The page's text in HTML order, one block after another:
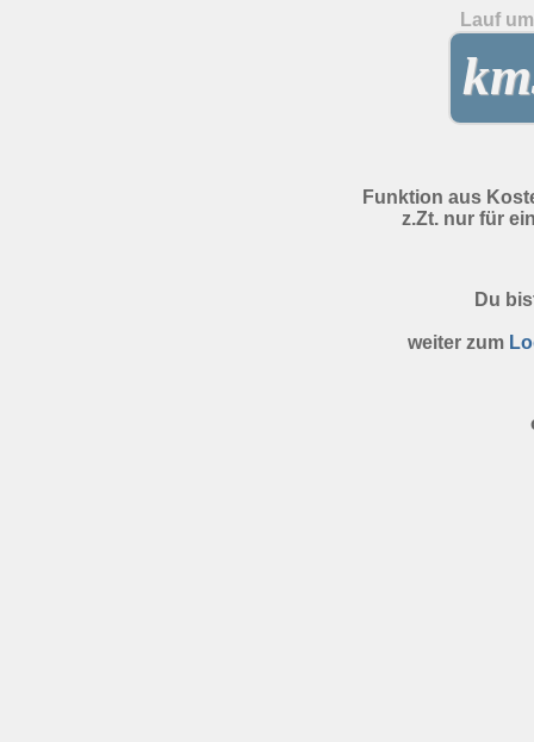
Lauf
Funktion aus
z.Zt. nur für
Du
weiter zum